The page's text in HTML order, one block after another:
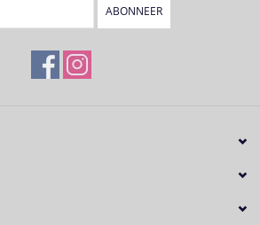
ABONNEER